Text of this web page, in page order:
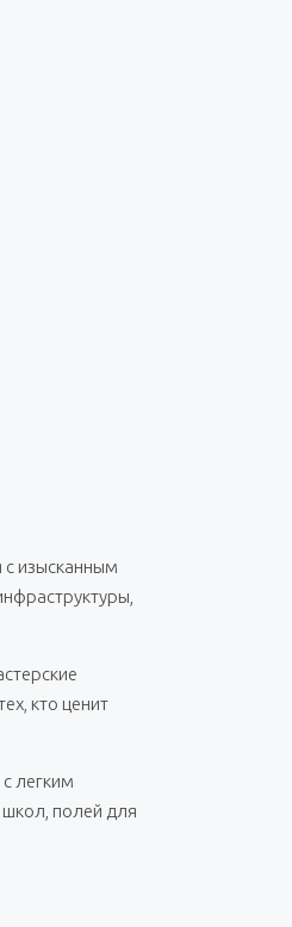
изысканным
кто ценит
легким
полей для